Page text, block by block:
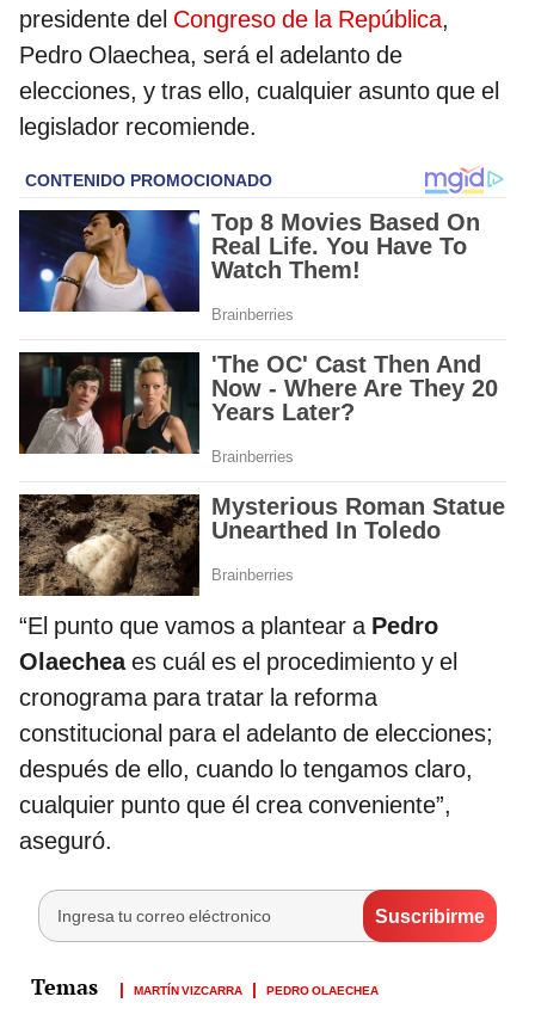
presidente del Congreso de la República,
Pedro Olaechea, será el adelanto de
elecciones, y tras ello, cualquier asunto que el
legislador recomiende.
“El punto que vamos a plantear a Pedro
Olaecheaes cuál es el procedimiento y el
cronograma para tratar la reforma
constitucional para el adelanto de elecciones;
después de ello, cuando lo tengamos claro,
cualquier punto que él crea conveniente”,
aseguró.
MARTÍN VIZCARRA PEDRO OLAECHEA